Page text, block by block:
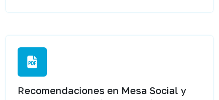
Recomendaciones en Mesa Social y